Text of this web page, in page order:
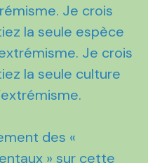
Je crois
la seule espèce
Je crois
la seule culture
des «
» sur cette